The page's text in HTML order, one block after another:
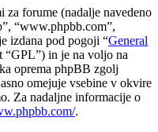
forume (nadalje navedeno
“www.phpbb.com”,
izdana pod pogoji “General
“GPL”) in je na voljo na
oprema phpBB zgolj
omejuje vsebine v okvire
Za nadaljne informacije o
.